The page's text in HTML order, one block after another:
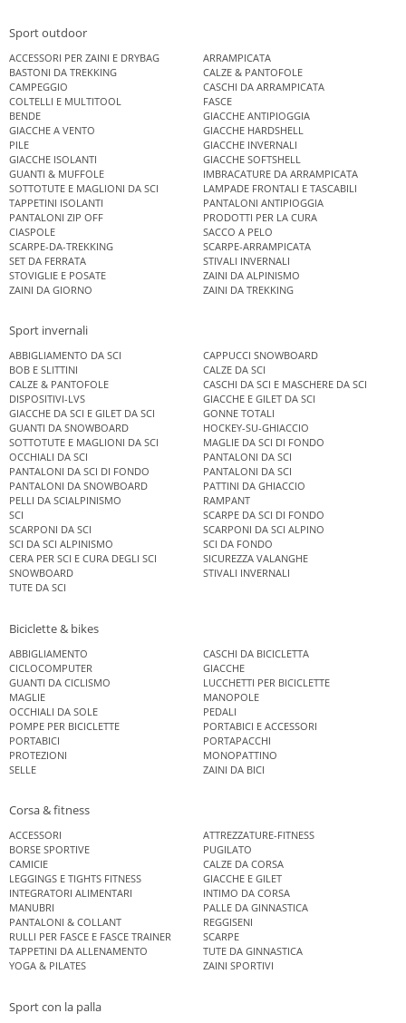
Sport outdoor
ACCESSORI PER ZAINI E DRYBAG
ARRAMPICATA
BASTONI DA TREKKING
CALZE & PANTOFOLE
CAMPEGGIO
CASCHI DA ARRAMPICATA
COLTELLI E MULTITOOL
FASCE
BENDE
GIACCHE ANTIPIOGGIA
GIACCHE A VENTO
GIACCHE HARDSHELL
PILE
GIACCHE INVERNALI
GIACCHE ISOLANTI
GIACCHE SOFTSHELL
GUANTI & MUFFOLE
IMBRACATURE DA ARRAMPICATA
SOTTOTUTE E MAGLIONI DA SCI
LAMPADE FRONTALI E TASCABILI
TAPPETINI ISOLANTI
PANTALONI ANTIPIOGGIA
PANTALONI ZIP OFF
PRODOTTI PER LA CURA
CIASPOLE
SACCO A PELO
SCARPE-DA-TREKKING
SCARPE-ARRAMPICATA
SET DA FERRATA
STIVALI INVERNALI
STOVIGLIE E POSATE
ZAINI DA ALPINISMO
ZAINI DA GIORNO
ZAINI DA TREKKING
Sport invernali
ABBIGLIAMENTO DA SCI
CAPPUCCI SNOWBOARD
BOB E SLITTINI
CALZE DA SCI
CALZE & PANTOFOLE
CASCHI DA SCI E MASCHERE DA SCI
DISPOSITIVI-LVS
GIACCHE E GILET DA SCI
GIACCHE DA SCI E GILET DA SCI
GONNE TOTALI
GUANTI DA SNOWBOARD
HOCKEY-SU-GHIACCIO
SOTTOTUTE E MAGLIONI DA SCI
MAGLIE DA SCI DI FONDO
OCCHIALI DA SCI
PANTALONI DA SCI
PANTALONI DA SCI DI FONDO
PANTALONI DA SCI
PANTALONI DA SNOWBOARD
PATTINI DA GHIACCIO
PELLI DA SCIALPINISMO
RAMPANT
SCI
SCARPE DA SCI DI FONDO
SCARPONI DA SCI
SCARPONI DA SCI ALPINO
SCI DA SCI ALPINISMO
SCI DA FONDO
CERA PER SCI E CURA DEGLI SCI
SICUREZZA VALANGHE
SNOWBOARD
STIVALI INVERNALI
TUTE DA SCI
Biciclette & bikes
ABBIGLIAMENTO
CASCHI DA BICICLETTA
CICLOCOMPUTER
GIACCHE
GUANTI DA CICLISMO
LUCCHETTI PER BICICLETTE
MAGLIE
MANOPOLE
OCCHIALI DA SOLE
PEDALI
POMPE PER BICICLETTE
PORTABICI E ACCESSORI
PORTABICI
PORTAPACCHI
PROTEZIONI
MONOPATTINO
SELLE
ZAINI DA BICI
Corsa & fitness
ACCESSORI
ATTREZZATURE-FITNESS
BORSE SPORTIVE
PUGILATO
CAMICIE
CALZE DA CORSA
LEGGINGS E TIGHTS FITNESS
GIACCHE E GILET
INTEGRATORI ALIMENTARI
INTIMO DA CORSA
MANUBRI
PALLE DA GINNASTICA
PANTALONI & COLLANT
REGGISENI
RULLI PER FASCE E FASCE TRAINER
SCARPE
TAPPETINI DA ALLENAMENTO
TUTE DA GINNASTICA
YOGA & PILATES
ZAINI SPORTIVI
Sport con la palla